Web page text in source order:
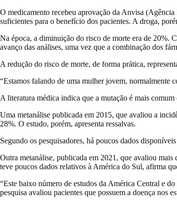
O medicamento recebeu aprovação da Anvisa
suficientes para o benefício dos pacientes. A droga,
Na época, a diminuição do risco de morte era de 20%.
avanço das análises, uma vez que a combinação dos
A redução do risco de morte, de forma prática,
“Estamos falando de uma mulher jovem, normalmente
A literatura médica indica que a mutação é mais comum
Uma metanálise publicada em 2015, que avaliou a
28%. O estudo, porém, apresenta ressalvas.
Segundo os pesquisadores, há poucos dados
Outra metanálise, publicada em 2021, que avaliou
teve poucos dados relativos à América do Sul, afirma
“Este baixo número de estudos da América Central e
pesquisa avaliou pacientes que possuem a doença nos